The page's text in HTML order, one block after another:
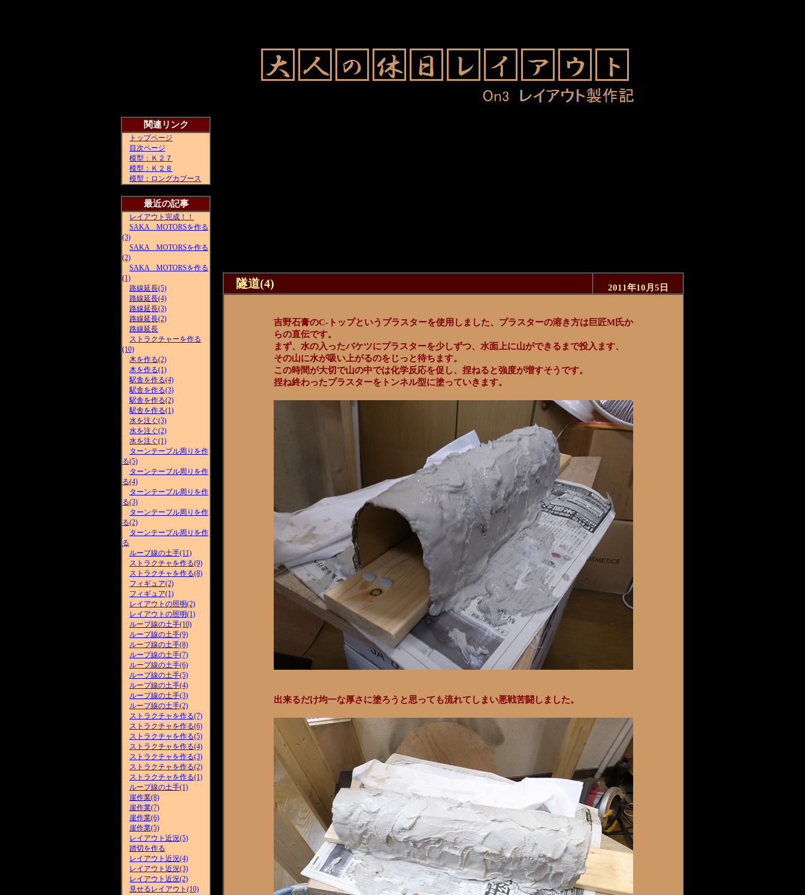
関連リンク
トップページ
目次ページ
模型：Ｋ２７
模型：Ｋ２８
模型：ロングカブース
最近の記事
レイアウト完成！！
SAKA MOTORSを作る
(3)
SAKA MOTORSを作る
(2)
SAKA MOTORSを作る
(1)
路線延長(5)
路線延長(4)
路線延長(3)
路線延長(2)
路線延長
ストラクチャーを作る
(10)
木を作る(2)
木を作る(1)
駅舎を作る(4)
駅舎を作る(3)
駅舎を作る(2)
駅舎を作る(1)
水を注ぐ(3)
水を注ぐ(2)
水を注ぐ(1)
ターンテーブル周りを作
る(5)
ターンテーブル周りを作
る(4)
ターンテーブル周りを作
る(3)
ターンテーブル周りを作
る(2)
ターンテーブル周りを作
る
ループ線の土手(11)
ストラクチャを作る(9)
ストラクチャを作る(8)
フィギュア(2)
フィギュア(1)
レイアウトの照明(2)
レイアウトの照明(1)
ループ線の土手(10)
ループ線の土手(9)
ループ線の土手(8)
ループ線の土手(7)
ループ線の土手(6)
ループ線の土手(5)
ループ線の土手(4)
ループ線の土手(3)
ループ線の土手(2)
ストラクチャを作る(7)
ストラクチャを作る(6)
ストラクチャを作る(5)
ストラクチャを作る(4)
ストラクチャを作る(3)
ストラクチャを作る(2)
ストラクチャを作る(1)
ループ線の土手(1)
崖作業(8)
崖作業(7)
崖作業(6)
崖作業(5)
レイアウト近況(5)
踏切を作る
レイアウト近況(4)
レイアウト近況(3)
レイアウト近況(2)
見せるレイアウト(10)
隧道(4) 2011年10月5日
吉野石膏のC-トップというプラスターを使用しました、プラスターの溶き方は巨匠M氏か
らの直伝です。
まず、水の入ったバケツにプラスターを少しずつ、水面上に山ができるまで投入ます、
その山に水が吸い上がるのをじっと待ちます。
この時間が大切で山の中では化学反応を促し、捏ねると強度が増すそうです。
捏ね終わったプラスターをトンネル型に塗っていきます。
出来るだけ均一な厚さに塗ろうと思っても流れてしまい悪戦苦闘しました。